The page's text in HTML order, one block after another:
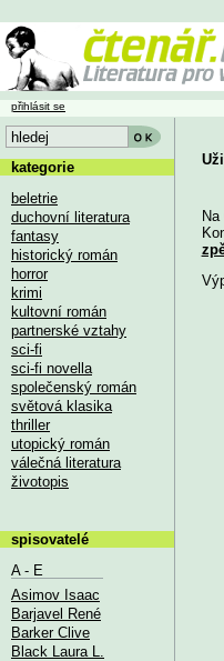
přihlásit se
kategorie
beletrie
duchovní literatura
fantasy
historický román
horror
krimi
kultovní román
partnerské vztahy
sci-fi
sci-fi novella
společenský román
světová klasika
thriller
utopický román
válečná literatura
životopis
spisovatelé
A - E
Asimov Isaac
Barjavel René
Barker Clive
Black Laura L.